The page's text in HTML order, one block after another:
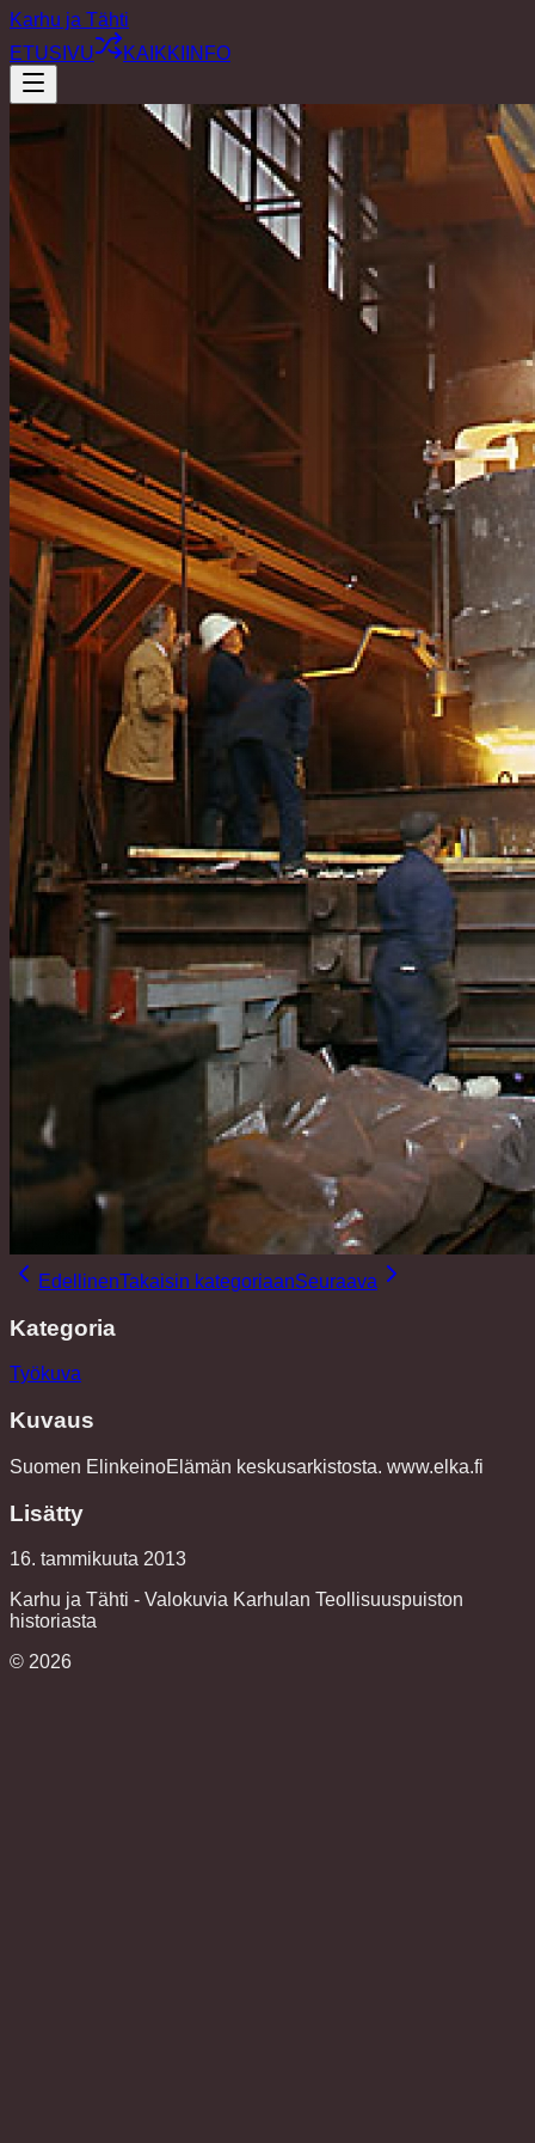
Karhu ja Tähti
ETUSIVU
KAIKKI INFO
EdellinenTakaisin kategoriaanSeuraava
Kategoria
Työkuva
Kuvaus
Suomen ElinkeinoElämän keskusarkistosta. www.elka.fi
Lisätty
16. tammikuuta 2013
Karhu ja Tähti - Valokuvia Karhulan Teollisuuspuiston
historiasta
© 2026